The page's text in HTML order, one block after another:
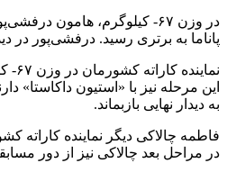
در وزن ۶۷- کیلوگرم،
پاناما به برتری رسید. درفشی‌پور در
به دیدار نهایی بازبماند.
در مراحل بعد چالاکی نیز از دور